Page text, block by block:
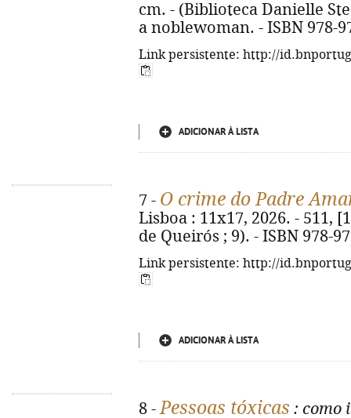
cm. - (Biblioteca Danielle
a noblewoman. - ISBN 978-
Link persistente: http://
ADICIONAR À LISTA
7 - O crime do Padre
Lisboa : 11x17, 2026. - 511,
de Queirós ; 9). - ISBN 978-
Link persistente: http://
ADICIONAR À LISTA
8 -Pessoas tóxicas : como